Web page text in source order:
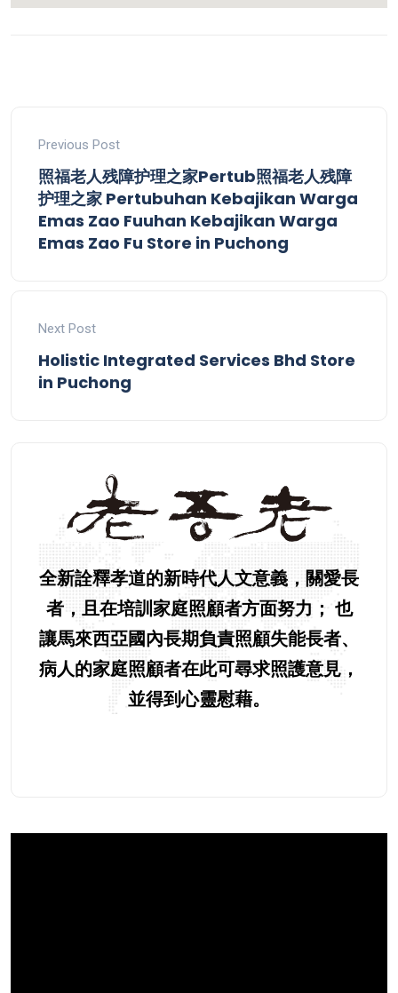
Previous Post
照福老人残障护理之家Pertub照福老人残障
护理之家 Pertubuhan Kebajikan Warga
Emas Zao Fuuhan Kebajikan Warga
Emas Zao Fu Store in Puchong
Next Post
Holistic Integrated Services Bhd Store
in Puchong
全新詮釋孝道的新時代人文意義，關愛長
者，且在培訓家庭照顧者方面努力； 也
讓馬來西亞國內長期負責照顧失能長者、
病人的家庭照顧者在此可尋求照護意見，
並得到心靈慰藉。